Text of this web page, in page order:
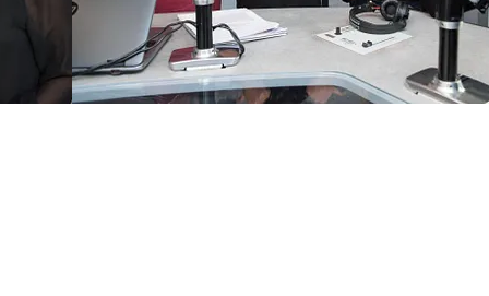
FOTO
CONCORSI